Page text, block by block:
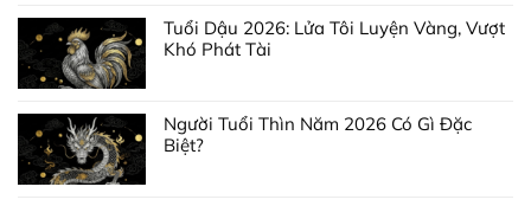
Tuổi Dậu 2026: Lửa Tôi Luyện Vàng, Vượt
Khó Phát Tài
Người Tuổi Thìn Năm 2026 Có Gì Đặc
Biệt?